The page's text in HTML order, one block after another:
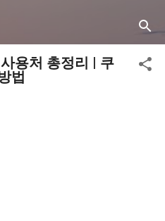
용처 총정리 | 쿠
법